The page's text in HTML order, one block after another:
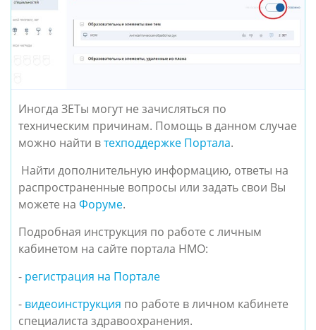
Иногда ЗЕТы могут не зачисляться по
техническим причинам. Помощь в данном случае
можно найти втехподдержке Портала.
Найти дополнительную информацию, ответы на
распространенные вопросы или задать свои Вы
можете на Форуме.
Подробная инструкция по работе с личным
кабинетом на сайте портала НМО:
- регистрация на Портале
- видеоинструкция по работе в личном кабинете
специалиста здравоохранения.